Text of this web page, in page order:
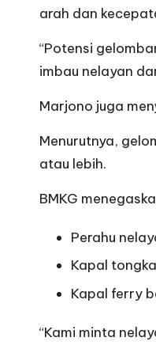
arah dan
“Potensi
imbau nelayan
Marjono juga
Menurutnya,
atau lebih.
BMKG
Perahu
Kapal
Kapal ferry
“Kami minta